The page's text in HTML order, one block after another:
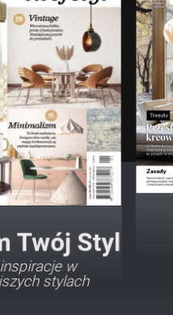
Twój Styl
w
stylach